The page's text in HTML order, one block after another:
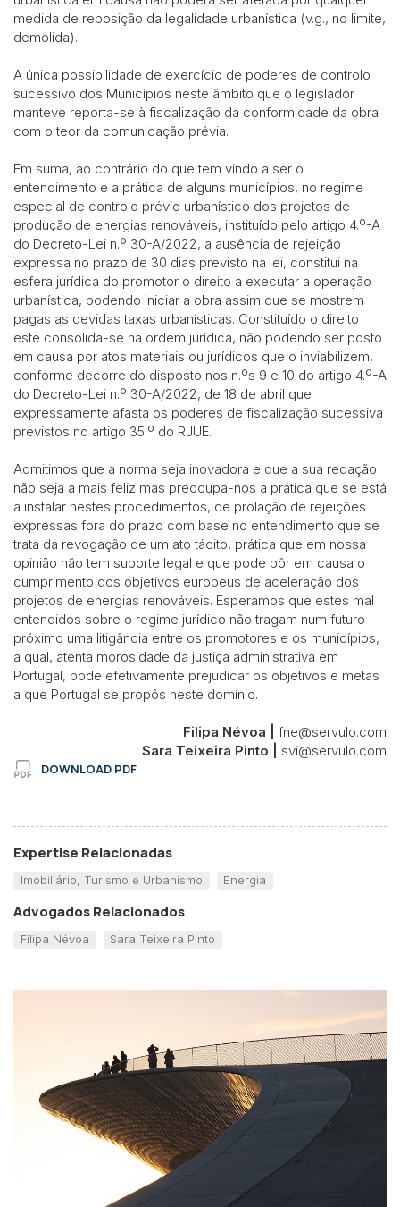
medida de reposição da legalidade urbanística (v.g., no limite,
demolida).
A única possibilidade de exercício de poderes de controlo
sucessivo dos Municípios neste âmbito que o legislador
manteve reporta-se à fiscalização da conformidade da obra
com o teor da comunicação prévia.
Em suma, ao contrário do que tem vindo a ser o
entendimento e a prática de alguns municípios, no regime
especial de controlo prévio urbanístico dos projetos de
produção de energias renováveis, instituído pelo artigo 4.º-A
do Decreto-Lei n.º 30-A/2022, a ausência de rejeição
expressa no prazo de 30 dias previsto na lei, constitui na
esfera jurídica do promotor o direito a executar a operação
urbanística, podendo iniciar a obra assim que se mostrem
pagas as devidas taxas urbanísticas. Constituído o direito
este consolida-se na ordem jurídica, não podendo ser posto
em causa por atos materiais ou jurídicos que o inviabilizem,
conforme decorre do disposto nos n.ºs 9 e 10 do artigo 4.º-A
do Decreto-Lei n.º 30-A/2022, de 18 de abril que
expressamente afasta os poderes de fiscalização sucessiva
previstos no artigo 35.º do RJUE.
Admitimos que a norma seja inovadora e que a sua redação
não seja a mais feliz mas preocupa-nos a prática que se está
a instalar nestes procedimentos, de prolação de rejeições
expressas fora do prazo com base no entendimento que se
trata da revogação de um ato tácito, prática que em nossa
opinião não tem suporte legal e que pode pôr em causa o
cumprimento dos objetivos europeus de aceleração dos
projetos de energias renováveis. Esperamos que estes mal
entendidos sobre o regime jurídico não tragam num futuro
próximo uma litigância entre os promotores e os municípios,
a qual, atenta morosidade da justiça administrativa em
Portugal, pode efetivamente prejudicar os objetivos e metas
a que Portugal se propôs neste domínio.
Filipa Névoa |
fne@servulo.com
Sara Teixeira Pinto |
svi@servulo.com
DOWNLOAD PDF
Expertise Relacionadas
Imobiliário, Turismo e Urbanismo Energia
Advogados Relacionados
Filipa Névoa Sara Teixeira Pinto